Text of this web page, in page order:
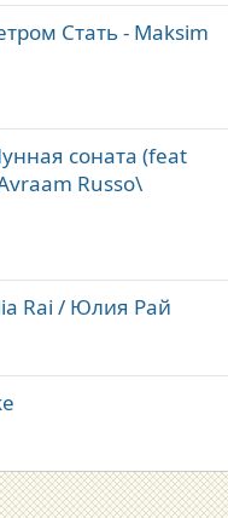
Cтать - Maksim
соната (feat
Russo\
Rai / Юлия Рай